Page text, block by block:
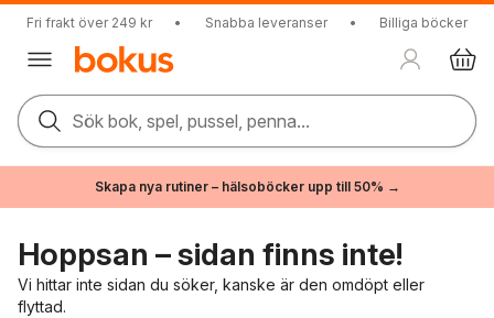
Fri frakt över 249 kr • Snabba leveranser • Billiga böcker
Sök bok, spel, pussel, penna...
Skapa nya rutiner – hälsoböcker upp till 50% →
Hoppsan – sidan finns inte!
Vi hittar inte sidan du söker, kanske är den omdöpt eller
flyttad.